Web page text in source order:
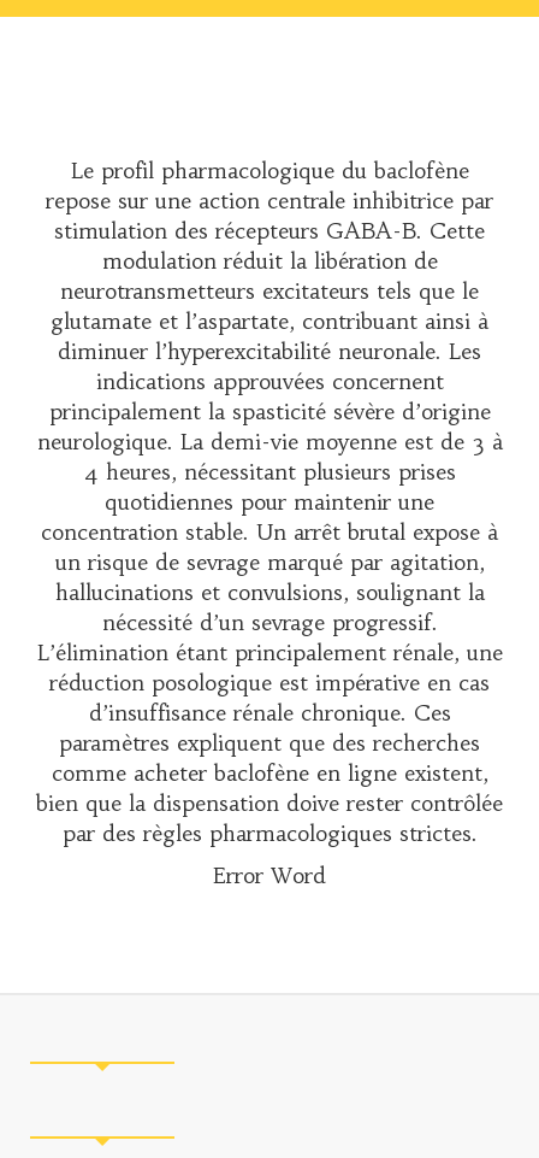
Le profil pharmacologique du baclofène
repose sur une action centrale inhibitrice par
stimulation des récepteurs GABA-B. Cette
modulation réduit la libération de
neurotransmetteurs excitateurs tels que le
glutamate et l’aspartate, contribuant ainsi à
diminuer l’hyperexcitabilité neuronale. Les
indications approuvées concernent
principalement la spasticité sévère d’origine
neurologique. La demi-vie moyenne est de 3 à
4 heures, nécessitant plusieurs prises
quotidiennes pour maintenir une
concentration stable. Un arrêt brutal expose à
un risque de sevrage marqué par agitation,
hallucinations et convulsions, soulignant la
nécessité d’un sevrage progressif.
L’élimination étant principalement rénale, une
réduction posologique est impérative en cas
d’insuffisance rénale chronique. Ces
paramètres expliquent que des recherches
comme acheter baclofène en ligneexistent,
bien que la dispensation doive rester contrôlée
par des règles pharmacologiques strictes.
Error Word